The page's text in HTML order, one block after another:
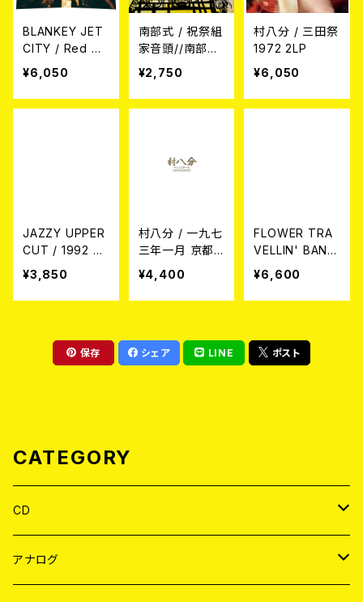
BLANKEY JET
CITY / Red Gu
itar and the Tr
¥6,050
南部式 / 祝祭組
家音頭//南部式
¥2,750
村八分 / 三田祭
1972 2LP
¥6,050
JAZZY UPPER
CUT / 1992 Re
visited (2CD)
¥3,850
村八分 / 一九七
三年一月 京都
大学西部講堂
LP
¥4,400
FLOWER TRA
VELLIN' BAND
/ MADE IN JAP
¥6,600
保存 シェア LINE ポスト
CATEGORY
CD
JAPAN
アナログ